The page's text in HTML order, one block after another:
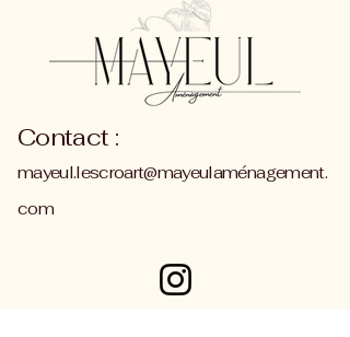
Contact :
mayeul.lescroart@mayeulaménagement.
com